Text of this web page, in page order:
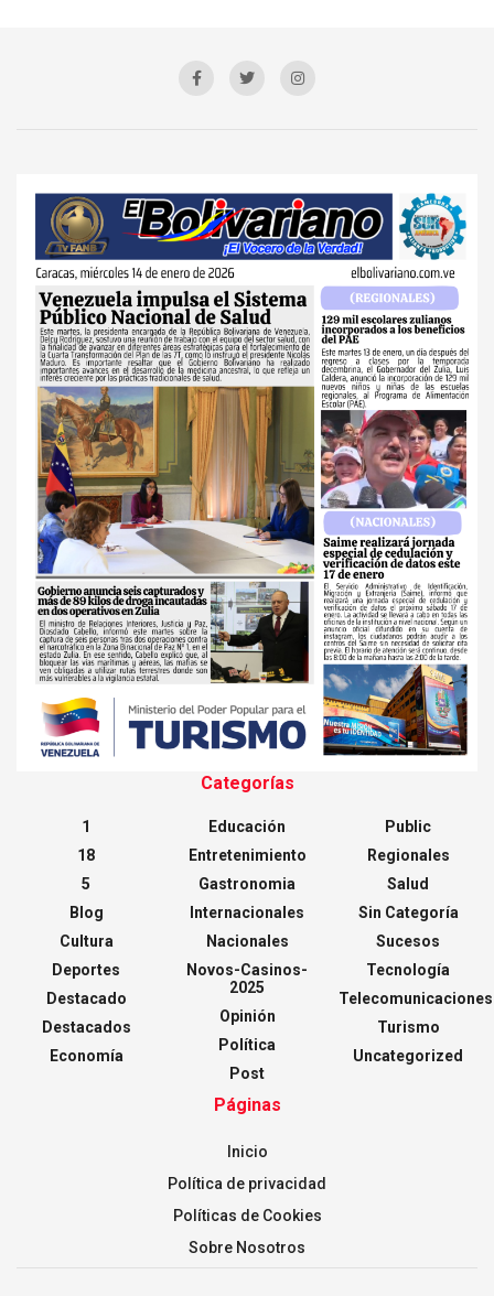
Categorías
1
18
5
Blog
Cultura
Deportes
Destacado
Destacados
Economía
Educación
Entretenimiento
Gastronomia
Internacionales
Nacionales
Novos-Casinos-
2025
Opinión
Política
Post
Public
Regionales
Salud
Sin Categoría
Sucesos
Tecnología
Telecomunicaciones
Turismo
Uncategorized
Páginas
Inicio
Política de privacidad
Políticas de Cookies
Sobre Nosotros